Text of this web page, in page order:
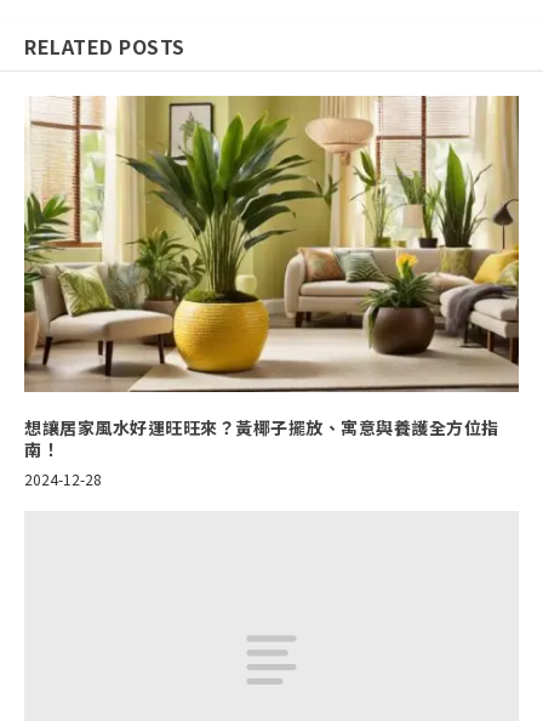
RELATED POSTS
想讓居家風水好運旺旺來？黃椰子擺放、寓意與養護全方位指
南！
2024-12-28